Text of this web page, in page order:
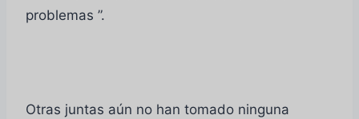
problemas ”.
Otras juntas aún no han tomado ninguna